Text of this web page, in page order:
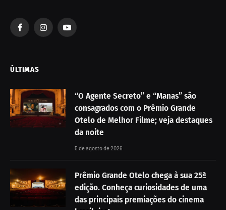
FacebookInstagramYouTube
ÚLTIMAS
“O Agente Secreto” e “Manas” são
consagrados com o Prêmio Grande
Otelo de Melhor Filme; veja destaques
da noite
5 de agosto de 2026
Prêmio Grande Otelo chega à sua 25ª
edição. Conheça curiosidades de uma
das principais premiações do cinema